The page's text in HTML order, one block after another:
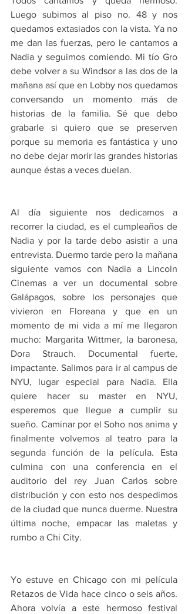
Luego subimos al piso no. 48 y nos
quedamos extasiados con la vista. Ya no
me dan las fuerzas, pero le cantamos a
Nadia y seguimos comiendo. Mi tío Gro
debe volver a su Windsor a las dos de la
mañana así que en Lobby nos quedamos
conversando un momento más de
historias de la familia. Sé que debo
grabarle si quiero que se preserven
porque su memoria es fantástica y uno
no debe dejar morir las grandes historias
aunque éstas a veces duelan.
Al día siguiente nos dedicamos a
recorrer la ciudad, es el cumpleaños de
Nadia y por la tarde debo asistir a una
entrevista. Duermo tarde pero la mañana
siguiente vamos con Nadia a Lincoln
Cinemas a ver un documental sobre
Galápagos, sobre los personajes que
vivieron en Floreana y que en un
momento de mi vida a mí me llegaron
mucho: Margarita Wittmer, la baronesa,
Dora Strauch. Documental fuerte,
impactante. Salimos para ir al campus de
NYU, lugar especial para Nadia. Ella
quiere hacer su master en NYU,
esperemos que llegue a cumplir su
sueño. Caminar por el Soho nos anima y
finalmente volvemos al teatro para la
segunda función de la película. Esta
culmina con una conferencia en el
auditorio del rey Juan Carlos sobre
distribución y con esto nos despedimos
de la ciudad que nunca duerme. Nuestra
última noche, empacar las maletas y
rumbo a Chi City.
Yo estuve en Chicago con mi película
Retazos de Vida hace cinco o seis años.
Ahora volvía a este hermoso festival